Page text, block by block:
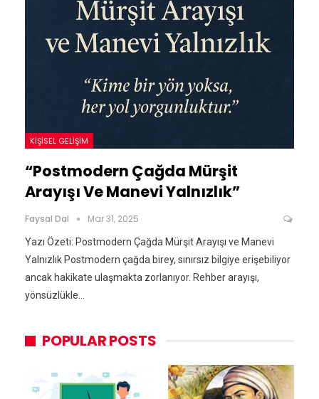
KIŞISEL GELIŞIM
“Postmodern Çağda Mürşit
Arayışı Ve Manevi Yalnızlık”
Faysal Dal Mar 31, 2025
Yazı Özeti: Postmodern Çağda Mürşit Arayışı ve Manevi
Yalnızlık Postmodern çağda birey, sınırsız bilgiye erişebiliyor
ancak hakikate ulaşmakta zorlanıyor. Rehber arayışı,
yönsüzlükle…
POPULAR POSTS